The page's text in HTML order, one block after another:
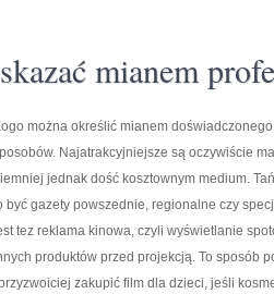
mianem
można określić mianem
Najatrakcyjniejsze są oczywiście
jednak dość kosztownym medium.
być gazety powszednie, regionalne czy
tez reklama kinowa, czyli wyświetlanie
produktów przed projekcją. To sposób
zakupić film dla dzieci, jeśli